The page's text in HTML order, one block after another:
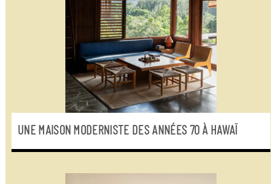
UNE MAISON MODERNISTE DES ANNÉES 70 À HAWAÏ